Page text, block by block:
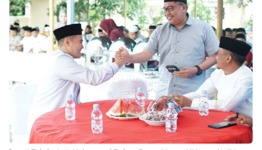
©
Copyright
2026
lensasulsel.com
.
All
Right